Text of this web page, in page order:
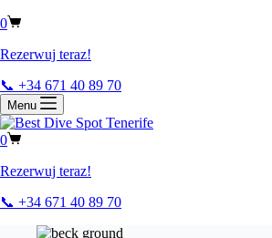
0
Rezerwuj teraz!
📞 +34 671 40 89 70
Menu
0
Rezerwuj teraz!
📞 +34 671 40 89 70